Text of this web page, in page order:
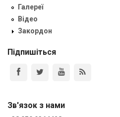
Галереї
Відео
Закордон
Підпишіться
Зв'язок з нами